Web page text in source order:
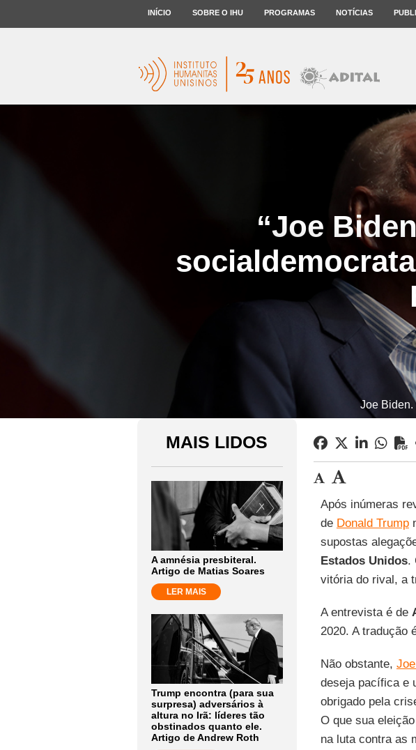
INÍCIO SOBRE O IHU PROGRAMAS NOTÍCIAS
“Joe
Joe Biden.
MAIS LIDOS
A amnésia presbiteral.
Artigo de Matias Soares
LER MAIS
Trump encontra (para sua
surpresa) adversários à
altura no Irã: líderes tão
obstinados quanto ele.
Artigo de Andrew Roth
Após inúmeras
de Donald Trump
supostas
Estados Unidos.
vitória do rival, a
A entrevista é de
2020. A tradução
Não obstante,
deseja pacífica e
obrigado pela
O que sua
na luta contra as